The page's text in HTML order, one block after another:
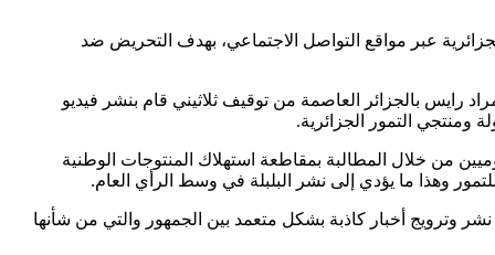
عبر مواقع التواصل الاجتماعي، بهدف التحريض ضد
رايس بالجزائر العاصمة من توقيف ثلاثيني قام بنشر فيديو
التمور الجزائرية.
من خلال المطالبة بمقاطعة استهلاك المنتوجات الوطنية
وهذا ما يؤدي إلى نشر البلبلة في وسط الرأي العام.
وترويج أخبار كاذبة بشكل متعمد بين الجمهور والتي من شأنها